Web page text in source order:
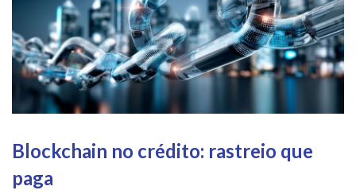
Blockchain no crédito: rastreio que
paga